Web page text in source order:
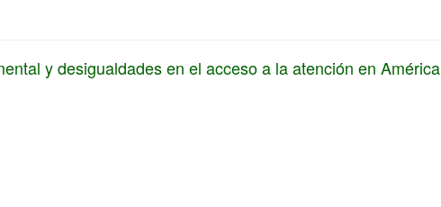
y desigualdades en el acceso a la atención en América